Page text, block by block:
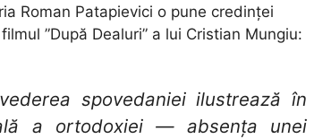
Roman Patapievici o pune credinței
”După Dealuri” a lui Cristian Mungiu:
spovedaniei ilustrează în
a ortodoxiei — absența unei